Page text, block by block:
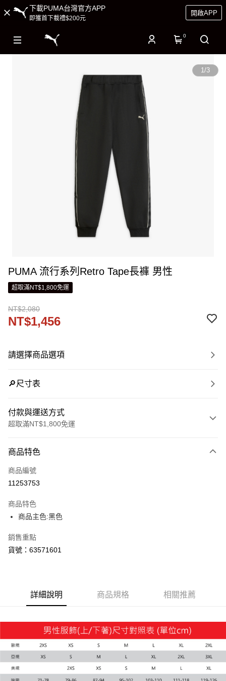
下載PUMA台灣官方APP
即獲首下載禮$200元
開啟APP
0
1/3
PUMA 流行系列Retro Tape長褲 男性
超取滿NT$1,800免運
NT$2,080
NT$1,456
請選擇商品選項
🔎尺寸表
付款與運送方式
超取滿NT$1,800免運
信用卡一次付款
LINE Pay
街口支付
悠遊付
Google Pay
運送方式
每筆NT$100，滿NT$1,800(含以上)免運費
付款後7-11取貨
每筆NT$100，滿NT$1,800(含以上)免運費
宅配(離島恕不配送)
商品特色
商品編號
11253753
商品特色
商品主色:黑色
銷售重點
貨號：63571601
詳細說明 商品規格 相關推薦